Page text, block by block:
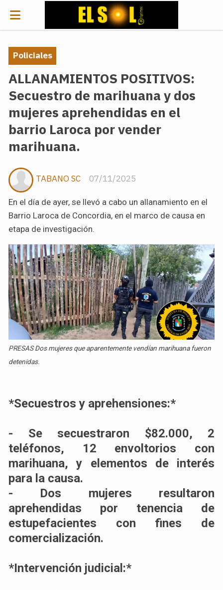
ALLANAMIENTOS POSITIVOS:
Secuestro de marihuana y dos
mujeres aprehendidas en el
barrio Laroca por vender
marihuana.
En el día de ayer, se llevó a cabo un allanamiento en el
Barrio Laroca de Concordia, en el marco de causa en
etapa de investigación.
Policiales
07/11/2025
TABANO SC
PRESAS Dos mujeres que aparentemente vendían marihuana fueron
detenidas.
*Secuestros y aprehensiones:*
- Se secuestraron $82.000, 2
teléfonos, 12 envoltorios con
marihuana, y elementos de interés
para la causa.
- Dos mujeres resultaron
aprehendidas por tenencia de
estupefacientes con fines de
comercialización.
*Intervención judicial:*